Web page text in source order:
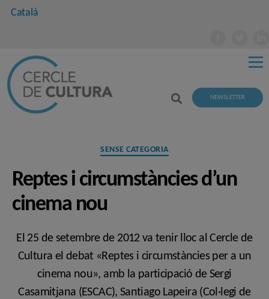
Català
NEWSLETTER
Categories
SENSE CATEGORIA
Reptes i circumstàncies d’un
cinema nou
El 25 de setembre de 2012 va tenir lloc al Cercle de
Cultura el debat «Reptes i circumstàncies per a un
cinema nou», amb la participació de Sergi
Casamitjana (ESCAC), Santiago Lapeira (Col·legi de